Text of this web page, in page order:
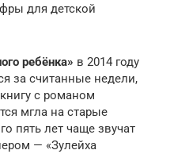
для детской
ребёнка» в 2014 году
за считанные недели,
с романом
мгла на старые
пять лет чаще звучат
— «Зулейха